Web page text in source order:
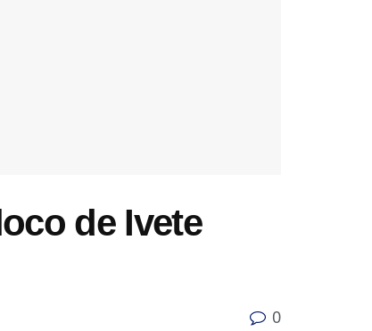
de Ivete
0